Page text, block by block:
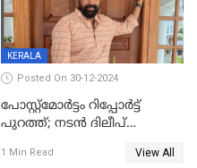
KERALA
Posted On 30-12-2024
പോസ്റ്റ്‌മോര്‍ട്ടം റിപ്പോര്‍ട്ട്
പുറത്ത്; നടൻ ദിലീപ്
ആന്തരിക രക്തസ്രാവം
1 Min Read View All